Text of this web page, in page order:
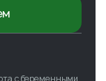
с беременными